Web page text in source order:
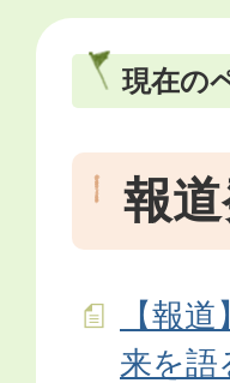
現在の
報
【報
来を語